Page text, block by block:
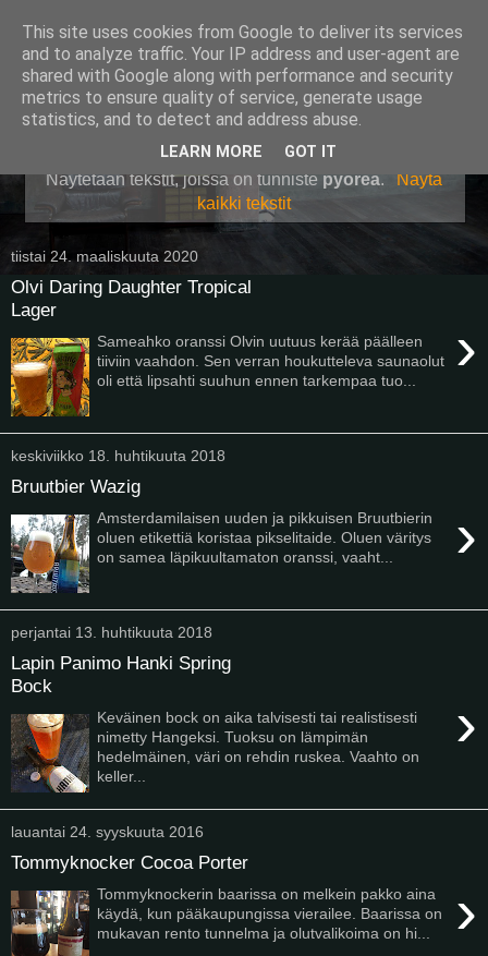
Pullollinen
Näytetään tekstit, joissa on tunniste pyöreä.
Näytä
kaikki tekstit
tiistai 24. maaliskuuta 2020
Olvi Daring Daughter Tropical
Lager
›
Sameahko oranssi Olvin uutuus kerää päälleen
tiiviin vaahdon. Sen verran houkutteleva saunaolut
oli että lipsahti suuhun ennen tarkempaa tuo...
keskiviikko 18. huhtikuuta 2018
Bruutbier Wazig
›
Amsterdamilaisen uuden ja pikkuisen Bruutbierin
oluen etikettiä koristaa pikselitaide. Oluen väritys
on samea läpikuultamaton oranssi, vaaht...
perjantai 13. huhtikuuta 2018
Lapin Panimo Hanki Spring
Bock
›
Keväinen bock on aika talvisesti tai realistisesti
nimetty Hangeksi. Tuoksu on lämpimän
hedelmäinen, väri on rehdin ruskea. Vaahto on
keller...
lauantai 24. syyskuuta 2016
Tommyknocker Cocoa Porter
›
Tommyknockerin baarissa on melkein pakko aina
käydä, kun pääkaupungissa vierailee. Baarissa on
mukavan rento tunnelma ja olutvalikoima on hi...
This site uses cookies from Google to deliver its services
and to analyze traffic. Your IP address and user-agent are
shared with Google along with performance and security
metrics to ensure quality of service, generate usage
statistics, and to detect and address abuse.
LEARN MORE GOT IT